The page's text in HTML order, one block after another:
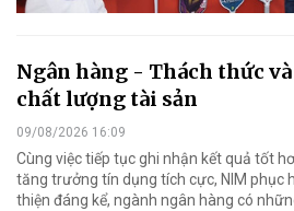
Ngân hàng - Thách thức
chất lượng tài sản
09/08/2026 16:09
Cùng việc tiếp tục ghi nhận kết quả tốt
tăng trưởng tín dụng tích cực, NIM phục
thiện đáng kể, ngành ngân hàng có